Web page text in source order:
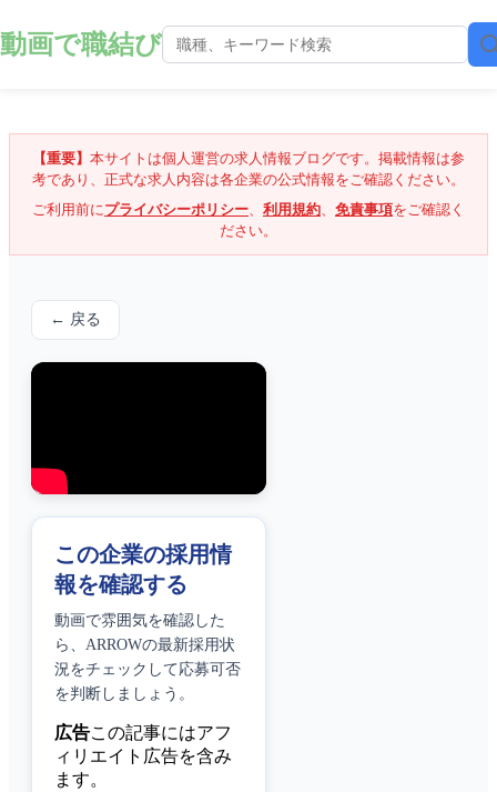
動画で職結び
【重要】 本サイトは個人運営の求人情報ブログです。掲載情報は参
考であり、正式な求人内容は各企業の公式情報をご確認ください。
ご利用前にプライバシーポリシー、 利用規約、 免責事項をご確認く
ださい。
← 戻る
この企業の採用情
報を確認する
動画で雰囲気を確認した
ら、 ARROWの最新採用状
況をチェックして応募可否
を判断しましょう。
広告この記事にはアフ
ィリエイト広告を含み
ます。